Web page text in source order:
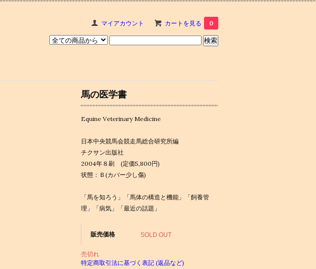
マイアカウント カートを見る 0
馬の医学書
Equine Veterinary Medicine
日本中央競馬会競走馬総合研究所編
チクサン出版社
2004年８刷 (定価5,800円)
状態：Ｂ(カバー少し傷)
「馬を知ろう」「馬体の構造と機能」「飼養管
理」「病気」「最近の話題」
販売価格 SOLD OUT
売切れ
特定商取引法に基づく表記 (返品など)